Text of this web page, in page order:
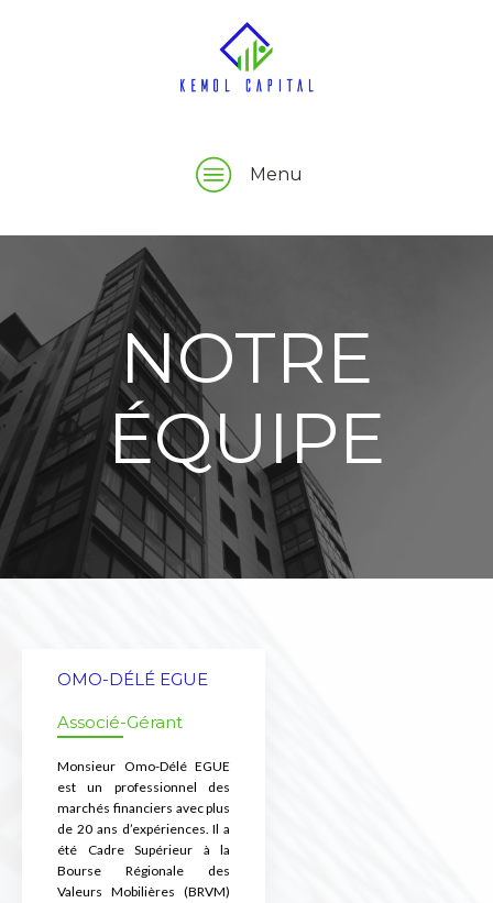
Menu
NOTRE
ÉQUIPE
OMO-DÉLÉ EGUE
Associé-Gérant
Monsieur Omo-Délé EGUE
est un professionnel des
marchés financiers avec plus
de 20 ans d’expériences. Il a
été Cadre Supérieur à la
Bourse Régionale des
Valeurs Mobilières (BRVM)